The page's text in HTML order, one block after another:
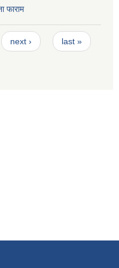
फाराम
next › last »